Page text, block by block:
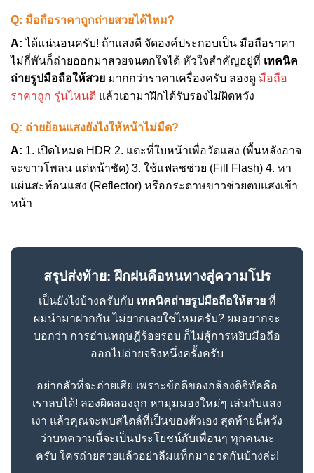
Q: มือถือราคาถูกถ่ายสวยได้ไหม?
A: ได้แน่นอนครับ! ถ้าแสงดี จัดองค์ประกอบเป็น มือถือราคา
ไม่กี่พันก็ถ่ายออกมาสวยจนตกใจได้ หัวใจสำคัญอยู่ที่ เทคนิค
ถ่ายรูปมือถือให้สวย มากกว่าราคาเครื่องครับ ลองดู มือถือ
ราคาถูก รุ่นไหนดี แล้วเอามาฝึกได้รับรองไม่ผิดหวัง
Q: ถ่ายย้อนแสงยังไงให้หน้าไม่มืด?
A: 1. เปิดโหมด HDR 2. แตะที่ใบหน้าเพื่อวัดแสง (พื้นหลังอาจ
จะขาวโพลน แต่หน้าชัด) 3. ใช้แฟลชช่วย (Fill Flash) 4. หา
แผ่นสะท้อนแสง (Reflector) หรือกระดาษขาวช่วยตบแสงเข้า
หน้า
สรุปส่งท้าย: ฝึกฝนคือหนทางสู่ความโปร
เป็นยังไงบ้างครับกับ เทคนิคถ่ายรูปมือถือให้สวยที่
ผมนำมาฝากกัน ไม่ยากเลยใช่ไหมครับ? ผมอยากจะ
บอกว่า การอ่านทฤษฎีร้อยรอบ ก็ไม่สู้การหยิบมือถือ
ออกไปถ่ายจริงหนึ่งครั้งครับ
อย่ากลัวที่จะถ่ายเสีย เพราะข้อดีของกล้องดิจิทัลคือ
เราลบได้! ลองผิดลองถูก หามุมมองใหม่ๆ เล่นกับแสง
เงา แล้วคุณจะพบสไตล์ที่เป็นของตัวเอง สุดท้ายนี้หวัง
ว่าบทความนี้จะเป็นประโยชน์กับเพื่อนๆ ทุกคนนะ
ครับ ใครถ่ายสวยแล้วอย่าลืมแท็กมาอวดกันบ้างล่ะ!